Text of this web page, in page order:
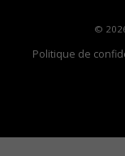
©
Politique de